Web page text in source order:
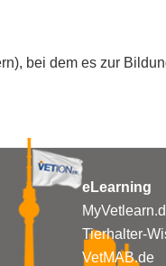
bei dem es zur
eLearning
Tierhalter-
VetMAB.de